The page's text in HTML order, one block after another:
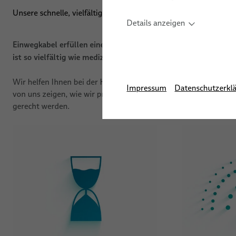
Antimikrobielle Kabel
Unsere schnelle, vielfältige, konsistente und effiziente
Einwegkabel erfüllen eine wichtige Aufgabe, weil sie die
ist so vielfältig wie medizinische Anwendungen an sich. Aber
Wir helfen Ihnen bei der Herausforderung, ein Medizinkabel
von uns zeigen, wie wir präzise und zuverlässige
gerecht werden.
Details anzeigen
Impressum